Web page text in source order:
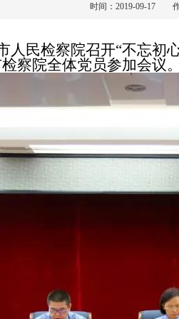
时间：2019-09-17
民检察院召开“不忘初心
察院全体党员参加会议。